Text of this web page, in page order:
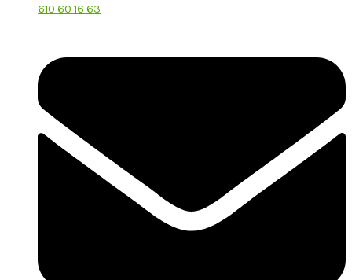
610 60 16 63